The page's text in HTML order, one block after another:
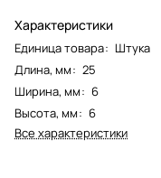
Характеристики
Единица товара: Штука
Длина, мм: 25
Ширина, мм: 6
Высота, мм: 6
Все характеристики